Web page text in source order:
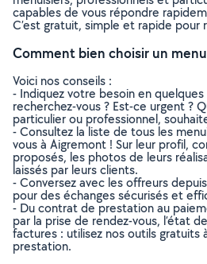
capables de vous répondre
C’est gratuit, simple et rapide pour
Comment bien choisir un
Voici nos conseils :
- Indiquez votre besoin en
recherchez-vous ? Est-ce urgent ?
particulier ou professionnel,
- Consultez la liste de tous les
vous à Aigremont ! Sur leur profil,
proposés, les photos de leurs
laissés par leurs clients.
- Conversez avec les offreurs
pour des échanges sécurisés et
- Du contrat de prestation au
par la prise de rendez-vous, l’état
factures : utilisez nos outils
prestation.